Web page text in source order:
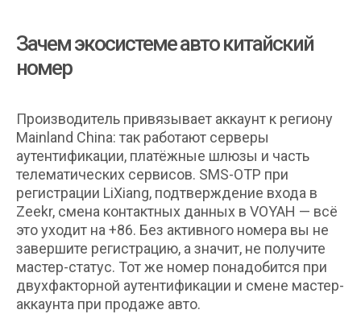
Зачем экосистеме авто китайский
номер
Производитель привязывает аккаунт к региону
Mainland China: так работают серверы
аутентификации, платёжные шлюзы и часть
телематических сервисов. SMS-OTP при
регистрации LiXiang, подтверждение входа в
Zeekr, смена контактных данных в VOYAH — всё
это уходит на +86. Без активного номера вы не
завершите регистрацию, а значит, не получите
мастер-статус. Тот же номер понадобится при
двухфакторной аутентификации и смене мастер-
аккаунта при продаже авто.